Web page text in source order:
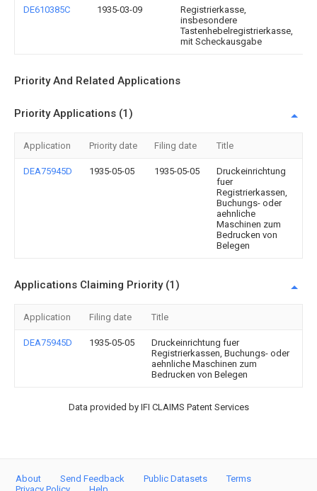
DE610385C 1935-03-09
Registrierkasse,
insbesondere
Tastenhebelregistrierkasse,
mit Scheckausgabe
Priority And Related Applications
Priority Applications (1)
Application Priority date Filing date Title
DEA75945D 1935-05-05 1935-05-05
Druckeinrichtung
fuer
Registrierkassen,
Buchungs- oder
aehnliche
Maschinen zum
Bedrucken von
Belegen
Applications Claiming Priority (1)
Application Filing date Title
DEA75945D 1935-05-05
Druckeinrichtung fuer
Registrierkassen, Buchungs- oder
aehnliche Maschinen zum
Bedrucken von Belegen
Data provided by IFI CLAIMS Patent Services
About Send Feedback Public Datasets
Terms